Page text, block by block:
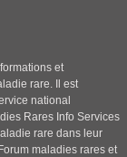
et
rare. Il est
national
Rares Info Services
rare dans leur
maladies rares et